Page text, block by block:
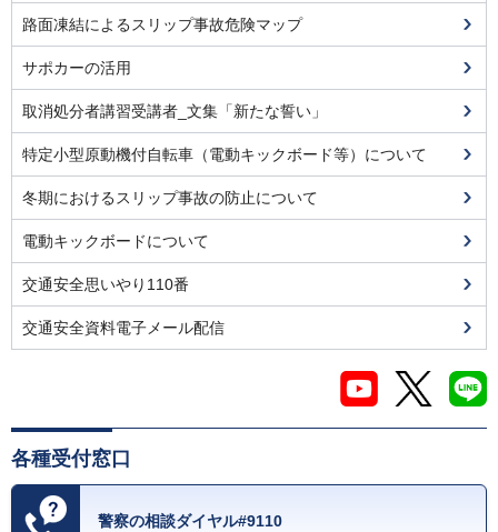
路面凍結によるスリップ事故危険マップ
サポカーの活用
取消処分者講習受講者_文集「新たな誓い」
特定小型原動機付自転車（電動キックボード等）について
冬期におけるスリップ事故の防止について
電動キックボードについて
交通安全思いやり110番
交通安全資料電子メール配信
各種受付窓口
警察の相談ダイヤル#9110